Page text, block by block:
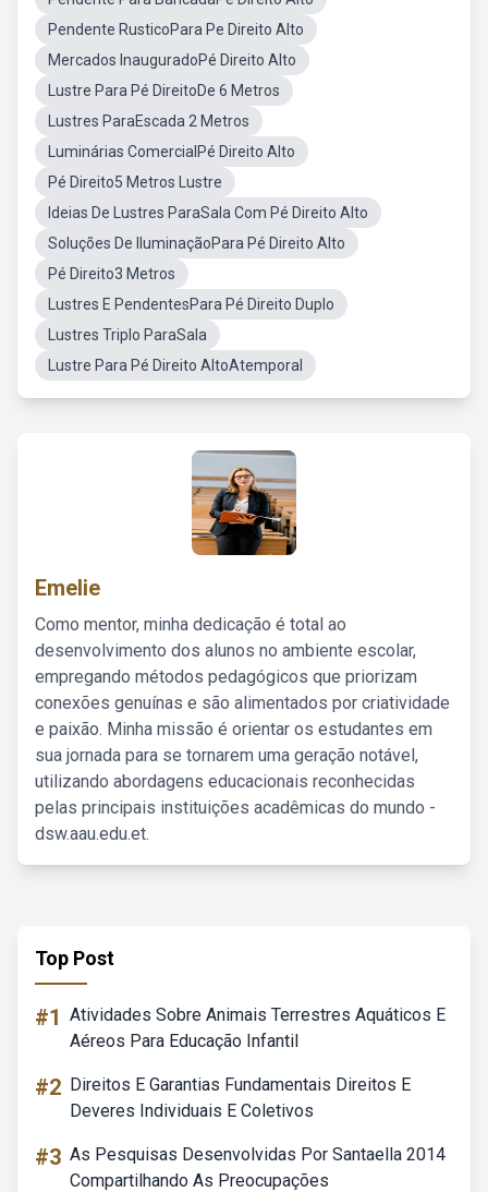
Pendente RusticoPara Pe Direito Alto
Mercados InauguradoPé Direito Alto
Lustre Para Pé DireitoDe 6 Metros
Lustres ParaEscada 2 Metros
Luminárias ComercialPé Direito Alto
Pé Direito5 Metros Lustre
Ideias De Lustres ParaSala Com Pé Direito Alto
Soluções De IluminaçãoPara Pé Direito Alto
Pé Direito3 Metros
Lustres E PendentesPara Pé Direito Duplo
Lustres Triplo ParaSala
Lustre Para Pé Direito AltoAtemporal
Emelie
Como mentor, minha dedicação é total ao
desenvolvimento dos alunos no ambiente escolar,
empregando métodos pedagógicos que priorizam
conexões genuínas e são alimentados por criatividade
e paixão. Minha missão é orientar os estudantes em
sua jornada para se tornarem uma geração notável,
utilizando abordagens educacionais reconhecidas
pelas principais instituições acadêmicas do mundo -
dsw.aau.edu.et.
Top Post
#1 Atividades Sobre Animais Terrestres Aquáticos E
Aéreos Para Educação Infantil
#2 Direitos E Garantias Fundamentais Direitos E
Deveres Individuais E Coletivos
#3 As Pesquisas Desenvolvidas Por Santaella 2014
Compartilhando As Preocupações